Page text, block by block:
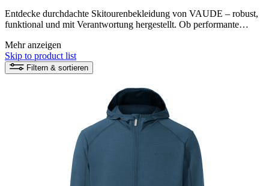
Entdecke durchdachte Skitourenbekleidung von VAUDE – robust,
funktional und mit Verantwortung hergestellt. Ob performante
Schnee.
Mehr anzeigen
Skip to product list
Filtern & sortieren